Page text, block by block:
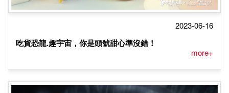
2023-06-16
吃貨恐龍.趣宇宙，你是頭號甜心準沒錯！
more+